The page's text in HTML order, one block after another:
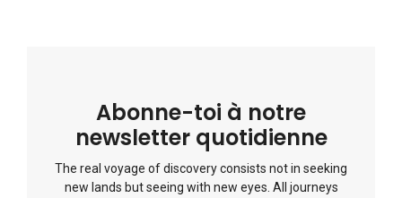
Abonne-toi à notre
newsletter quotidienne
The real voyage of discovery consists not in seeking
new lands but seeing with new eyes. All journeys